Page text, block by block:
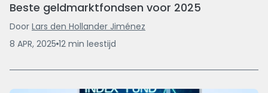
Beste geldmarktfondsen voor 2025
Door Lars den Hollander Jiménez
8 APR, 2025 12 min leestijd